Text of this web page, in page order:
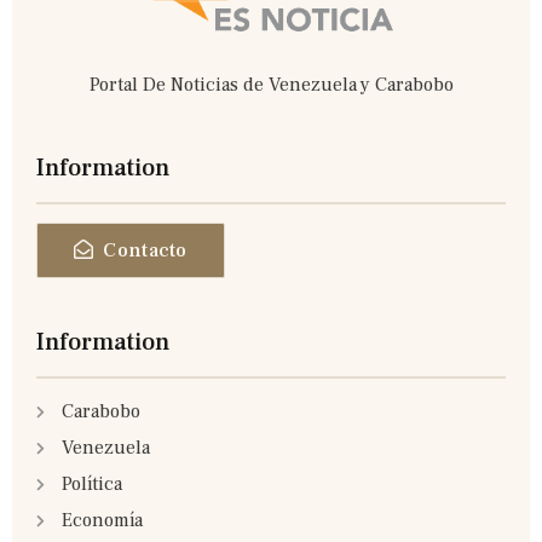
Portal De Noticias de Venezuela y Carabobo
Information
Contacto
Information
Carabobo
Venezuela
Política
Economía